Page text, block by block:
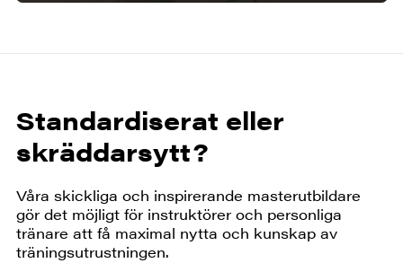
Standardiserat eller
skräddarsytt?
Våra skickliga och inspirerande masterutbildare
gör det möjligt för instruktörer och personliga
tränare att få maximal nytta och kunskap av
träningsutrustningen.